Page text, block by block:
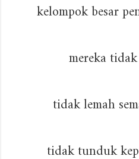
: kelompok besar
: mereka
: tidak lemah